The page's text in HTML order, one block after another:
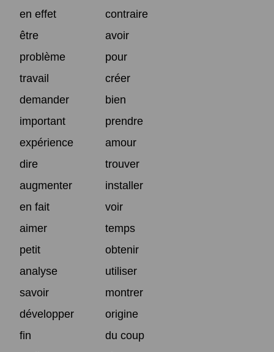
en effet
contraire
être
avoir
problème
pour
travail
créer
demander
bien
important
prendre
expérience
amour
dire
trouver
augmenter
installer
en fait
voir
aimer
temps
petit
obtenir
analyse
utiliser
savoir
montrer
développer
origine
fin
du coup